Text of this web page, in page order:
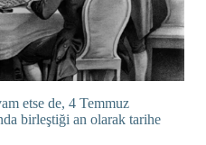
etse de, 4 Temmuz
birleştiği an olarak tarihe